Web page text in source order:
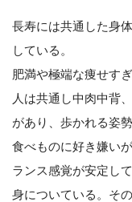
長寿には共通した身
している。
肥満や極端な痩せす
人は共通し中肉中背
があり、歩かれる姿
食べものに好き嫌い
ランス感覚が安定し
身についている。そ